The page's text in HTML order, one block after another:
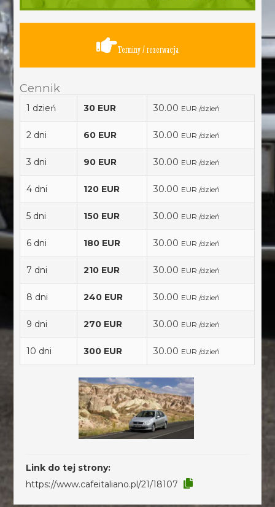
Terminy / rezerwacja
Cennik
1 dzień 30 EUR 30.00 EUR /dzień
2 dni 60 EUR 30.00 EUR /dzień
3 dni 90 EUR 30.00 EUR /dzień
4 dni 120 EUR 30.00 EUR /dzień
5 dni 150 EUR 30.00 EUR /dzień
6 dni 180 EUR 30.00 EUR /dzień
7 dni 210 EUR 30.00 EUR /dzień
8 dni 240 EUR 30.00 EUR /dzień
9 dni 270 EUR 30.00 EUR /dzień
10 dni 300 EUR 30.00 EUR /dzień
Link do tej strony:
https://www.cafeitaliano.pl/21/18107